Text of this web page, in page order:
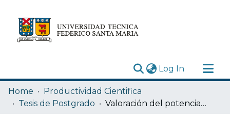
Log In (current)
Research Outputs
Statistics
Home
Productividad Cientifica
Tesis de Postgrado
Valoración del potencial pasivo en recursos formales y compositivos del movimiento moderno en Chile: Estudio crítico del edificio Facultad de Ciencias del Mar